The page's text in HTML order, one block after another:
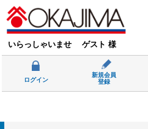
いらっしゃいませ ゲスト 様
ログイン
新規会員
登録